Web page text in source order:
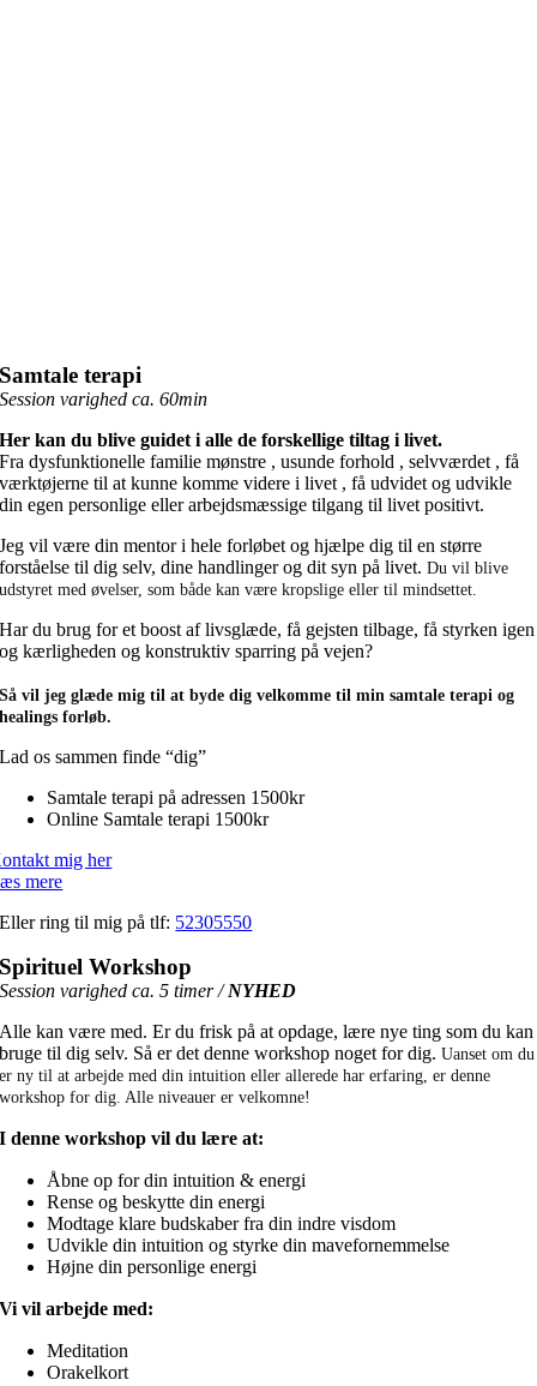
Samtale terapi
Session varighed ca. 60min
Her kan du blive guidet i alle de forskellige tiltag i livet.
Fra dysfunktionelle familie mønstre , usunde forhold , selvværdet , få
værktøjerne til at kunne komme videre i livet , få udvidet og udvikle
din egen personlige eller arbejdsmæssige tilgang til livet positivt.
Jeg vil være din mentor i hele forløbet og hjælpe dig til en større
forståelse til dig selv, dine handlinger og dit syn på livet.Du vil blive
udstyret med øvelser, som både kan være kropslige eller til mindsettet.
Har du brug for et boost af livsglæde, få gejsten tilbage, få styrken igen
og kærligheden og konstruktiv sparring på vejen?
Så vil jeg glæde mig til at byde dig velkomme til min samtale terapi og
healings forløb.
Lad os sammen finde “dig”
Samtale terapi på adressen 1500kr
Online Samtale terapi 1500kr
mig her
mere
Eller ring til mig på tlf: 52305550
Spirituel Workshop
Session varighed ca. 5 timer /NYHED
Alle kan være med. Er du frisk på at opdage, lære nye ting som du kan
bruge til dig selv. Så er det denne workshop noget for dig.Uanset om du
er ny til at arbejde med din intuition eller allerede har erfaring, er denne
workshop for dig. Alle niveauer er velkomne!
I denne workshop vil du lære at:
Åbne op for din intuition & energi
Rense og beskytte din energi
Modtage klare budskaber fra din indre visdom
Udvikle din intuition og styrke din mavefornemmelse
Højne din personlige energi
Vi vil arbejde med:
Meditation
Orakelkort